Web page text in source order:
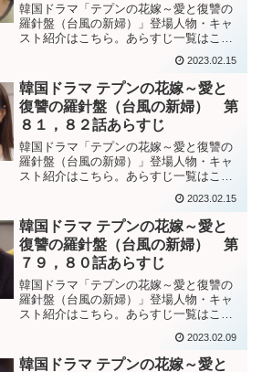
韓国ドラマ「テプンの花嫁～愛と復讐の
羅針盤（台風の新婦）」登場人物・キャ
スト紹介はこちら。あらすじ一覧はこち
讐の羅針盤（台風の新婦）」第８３話あ
らすじサンドゥルを刺した実行犯がマ元
刑事から殺人を依頼された...
2023.02.15
韓国ドラマ テプンの花嫁～愛と
復讐の羅針盤（台風の新婦） 第
８１，８２話あらすじ
韓国ドラマ「テプンの花嫁～愛と復讐の
羅針盤（台風の新婦）」登場人物・キャ
スト紹介はこちら。あらすじ一覧はこち
讐の羅針盤（台風の新婦）」第８１話あ
らすじソヨンがパラムだと分かり、大き
な衝撃を受けるインスン。...
2023.02.15
韓国ドラマ テプンの花嫁～愛と
復讐の羅針盤（台風の新婦） 第
７９，８０話あらすじ
韓国ドラマ「テプンの花嫁～愛と復讐の
羅針盤（台風の新婦）」登場人物・キャ
スト紹介はこちら。あらすじ一覧はこち
讐の羅針盤（台風の新婦）」第７９話あ
らすじ病院で検査を受けたモヨンは、意
2023.02.09
韓国ドラマ テプンの花嫁～愛と